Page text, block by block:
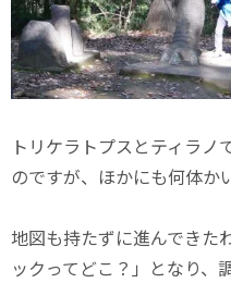
トリケラトプスとティラ
のですが、ほかにも何体か
地図も持たずに進んできた
ックってどこ？」となり、